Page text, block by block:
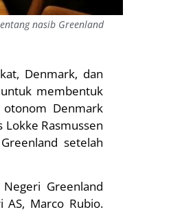
nasib Greenland
Denmark, dan
membentuk
Denmark
Rasmussen
setelah
Greenland
AS, Marco Rubio.